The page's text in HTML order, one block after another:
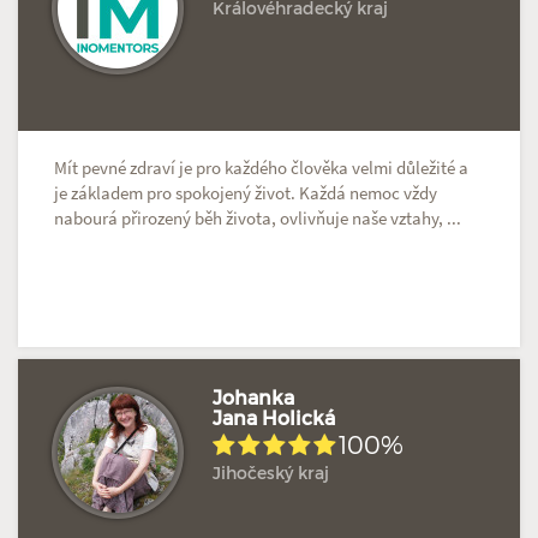
Královéhradecký kraj
Mít pevné zdraví je pro každého člověka velmi důležité a
je základem pro spokojený život. Každá nemoc vždy
nabourá přirozený běh života, ovlivňuje naše vztahy, ...
Johanka
Jana Holická
100%
Jihočeský kraj
Hodnoceno: 3× Profil terapeuta
Hodnoceno: 2× Profil terapeuta